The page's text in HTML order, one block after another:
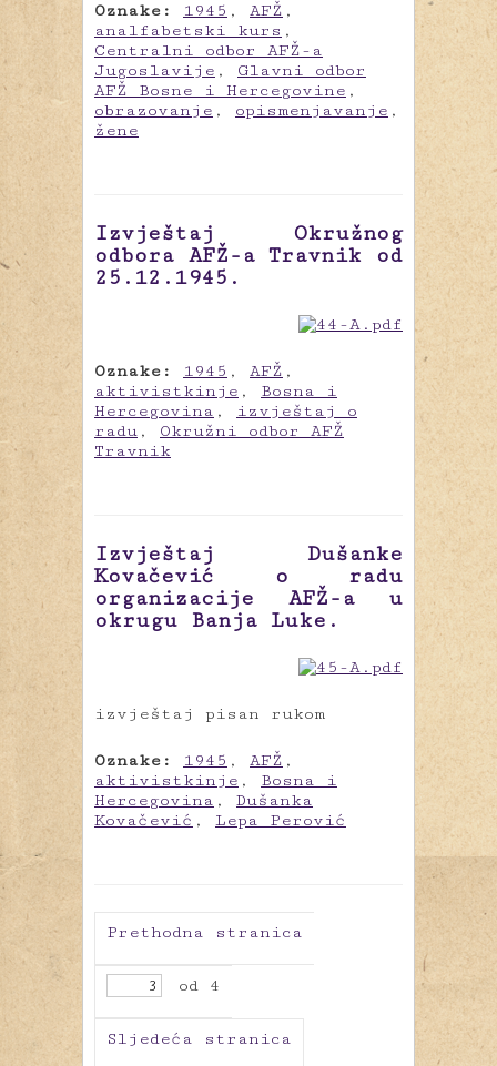
Oznake: 1945 , AFŽ ,
analfabetski kurs ,
Centralni odbor AFŽ-a
Jugoslavije , Glavni odbor
AFŽ Bosne i Hercegovine ,
obrazovanje , opismenjavanje ,
žene
Izvještaj Okružnog
odbora AFŽ-a Travnik od
25.12.1945.
Oznake: 1945 , AFŽ ,
aktivistkinje , Bosna i
Hercegovina ,
izvještaj o
radu , Okružni odbor AFŽ
Travnik
Izvještaj Dušanke
Kovačević o radu
organizacije AFŽ-a u
okrugu Banja Luke.
izvještaj pisan rukom
Oznake: 1945 , AFŽ ,
aktivistkinje , Bosna i
Hercegovina , Dušanka
Kovačević , Lepa Perović
Prethodna stranica
od 4
Sljedeća stranica